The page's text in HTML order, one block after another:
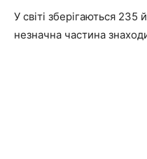
У світі зберігаються 235
незначна частина